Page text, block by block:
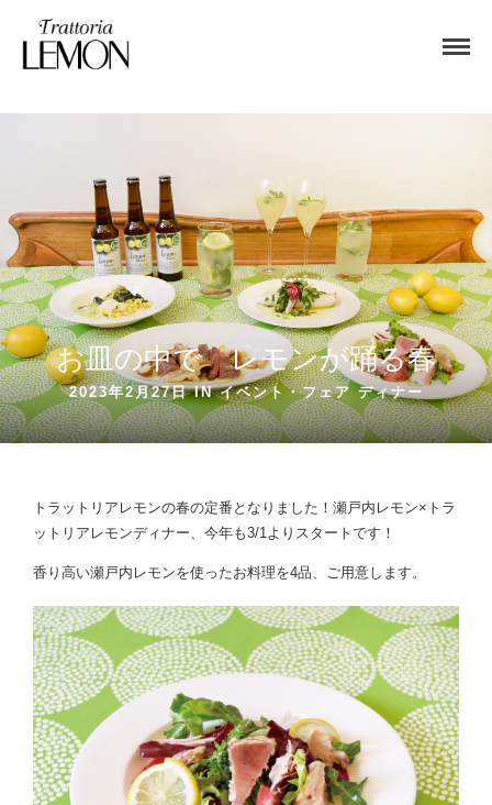
お皿の中で レモンが踊る春
2023年2月27日 INイベント・フェア ディナー
トラットリアレモンの春の定番となりました！瀬戸内レモン×トラ
ットリアレモンディナー、今年も3/1よりスタートです！
香り高い瀬戸内レモンを使ったお料理を4品、ご用意します。